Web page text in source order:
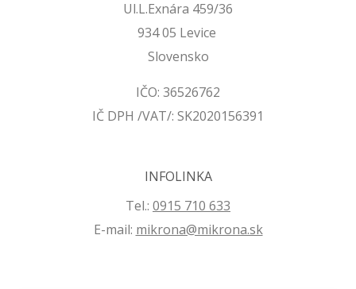
Ul.L.Exnára 459/36
934 05 Levice
Slovensko
IČO: 36526762
IČ DPH /VAT/: SK2020156391
INFOLINKA
Tel.: 0915 710 633
E-mail: mikrona@mikrona.sk